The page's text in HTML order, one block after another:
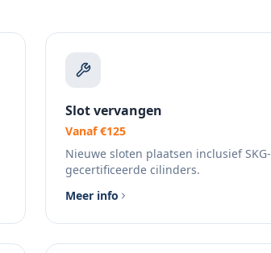
Slot vervangen
Vanaf €125
Nieuwe sloten plaatsen inclusief SKG-
gecertificeerde cilinders.
Meer info